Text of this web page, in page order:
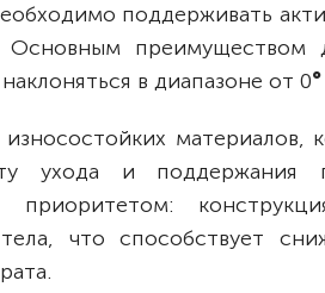
Кровати для дома
поддерживать
Основным преимуществом
в диапазоне от 0°
материалов,
ухода и поддержания
приоритетом:
что способствует